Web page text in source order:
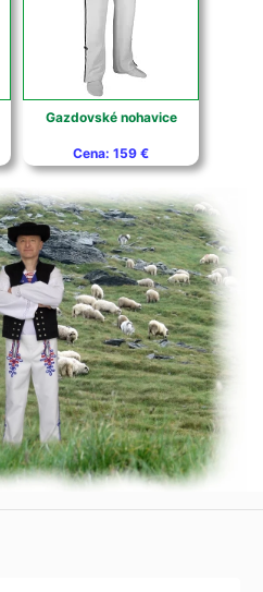
Gazdovské nohavice
Cena: 159 €